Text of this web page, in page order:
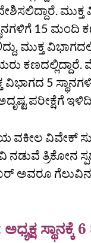
15 ಮಂದಿ
ಮುಕ್ತ
ವಿಭಾಗದ 5
ಪರೀಕ್ಷೆಗೆ
ವಕೀಲ ವಿವೇಕ್‌
ತ್ರಿಕೋನ
ಅವರೂ ಗೆಲುವಿನ
ಸ್ಥಾನಕ್ಕೆ